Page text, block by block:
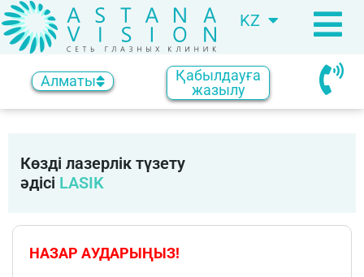
KZ
RU
Алматы
Қабылдауға
жазылу
Көзді лазерлік түзету
әдісі LASIK
НАЗАР АУДАРЫҢЫЗ!